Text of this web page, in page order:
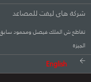
شركة هاى ليفت للمصاعد
تقاطع ش الملك فيصل ومحمود سابق
الجيزة
English